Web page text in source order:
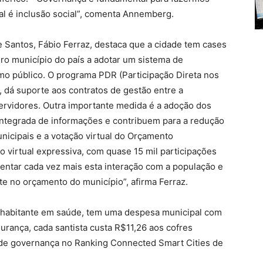
é inclusão social”, comenta Annemberg.
Fábio Ferraz, destaca que a cidade tem cases
município do país a adotar um sistema de
público. O programa PDR (Participação Direta nos
suporte aos contratos de gestão entre a
Outra importante medida é a adoção dos
de informações e contribuem para a redução
e a votação virtual do Orçamento
virtual expressiva, com quase 15 mil participações
cada vez mais esta interação com a população e
no orçamento do município”, afirma Ferraz.
em saúde, tem uma despesa municipal com
cada santista custa R$11,26 aos cofres
governança no Ranking Connected Smart Cities de